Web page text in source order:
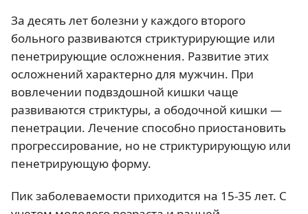
За десять лет болезни у каждого второго
больного развиваются стриктурирующие или
пенетрирующие осложнения. Развитие этих
осложнений характерно для мужчин. При
вовлечении подвздошной кишки чаще
развиваются стриктуры, а ободочной кишки —
пенетрации. Лечение способно приостановить
прогрессирование, но не стриктурирующую или
пенетрирующую форму.
Пик заболеваемости приходится на 15-35 лет. С